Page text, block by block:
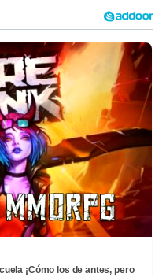
¡Cómo los de antes, pero